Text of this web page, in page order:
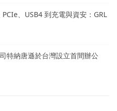
PCIe、USB4 到充電與資安：GRL
特納唐遜於台灣設立首間辦公